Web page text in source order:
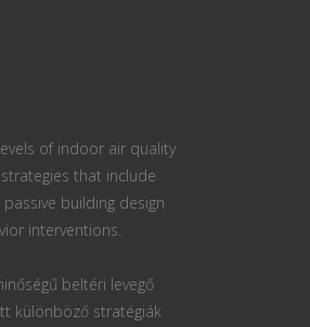
of indoor air quality
that include
building design
interventions.
beltéri levegő
különböző stratégiák